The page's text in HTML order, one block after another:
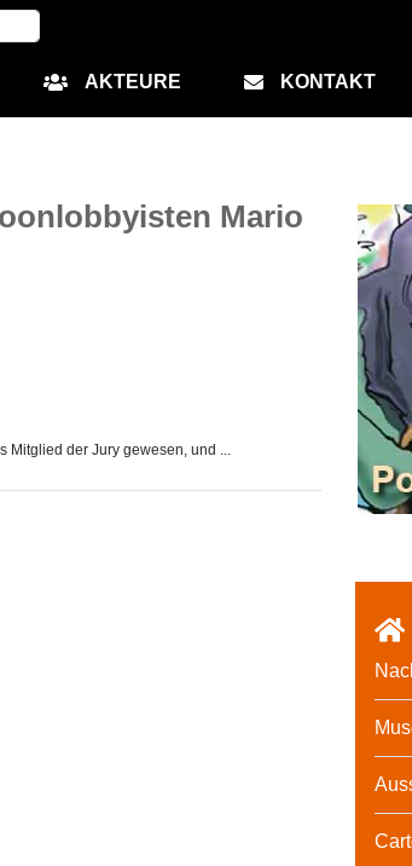
AKTEURE KONTAKT
Mario
Mitglied der Jury gewesen, und ...